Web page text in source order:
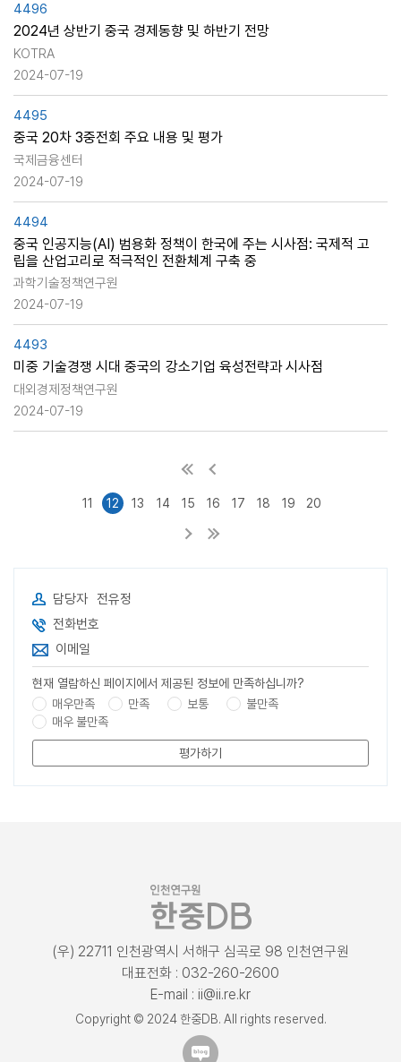
4496
2024년 상반기 중국 경제동향 및 하반기 전망
KOTRA
2024-07-19
4495
중국 20차 3중전회 주요 내용 및 평가
국제금융센터
2024-07-19
4494
중국 인공지능(AI) 범용화 정책이 한국에 주는 시사점: 국제적 고
립을 산업고리로 적극적인 전환체계 구축 중
과학기술정책연구원
2024-07-19
4493
미중 기술경쟁 시대 중국의 강소기업 육성전략과 시사점
대외경제정책연구원
2024-07-19
11 12 13 14 15 16 17 18 19 20
담당자 전유정
전화번호
이메일
현재 열람하신 페이지에서 제공된 정보에 만족하십니까?
매우만족
만족 보통
불만족
매우 불만족
평가하기
(우) 22711 인천광역시 서해구 심곡로 98 인천연구원
대표전화 : 032-260-2600
E-mail : ii@ii.re.kr
Copyright © 2024 한중DB. All rights reserved.